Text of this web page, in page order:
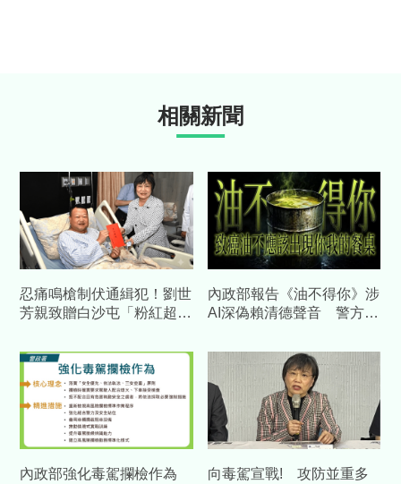
相關新聞
忍痛鳴槍制伏通緝犯！劉世
芳親致贈白沙屯「粉紅超
內政部報告《油不得你》涉
AI深偽賴清德聲音 警方未
內政部強化毒駕攔檢作為
向毒駕宣戰! 攻防並重多